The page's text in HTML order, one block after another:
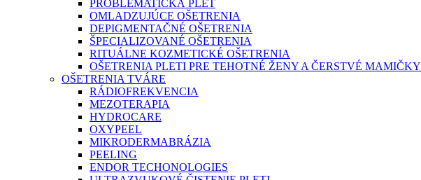
PROBLEMATICKÁ PLEŤ
OMLADZUJÚCE OŠETRENIA
DEPIGMENTAČNÉ OŠETRENIA
ŠPECIALIZOVANÉ OŠETRENIA
RITUÁLNE KOZMETICKÉ OŠETRENIA
OŠETRENIA PLETI PRE TEHOTNÉ ŽENY A ČERSTVÉ MAMIČKY
OŠETRENIA TVÁRE
RÁDIOFREKVENCIA
MEZOTERAPIA
HYDROCARE
OXYPEEL
MIKRODERMABRÁZIA
PEELING
ENDOR TECHONOLOGIES